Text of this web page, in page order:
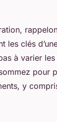
les clés
à varier
pour
y